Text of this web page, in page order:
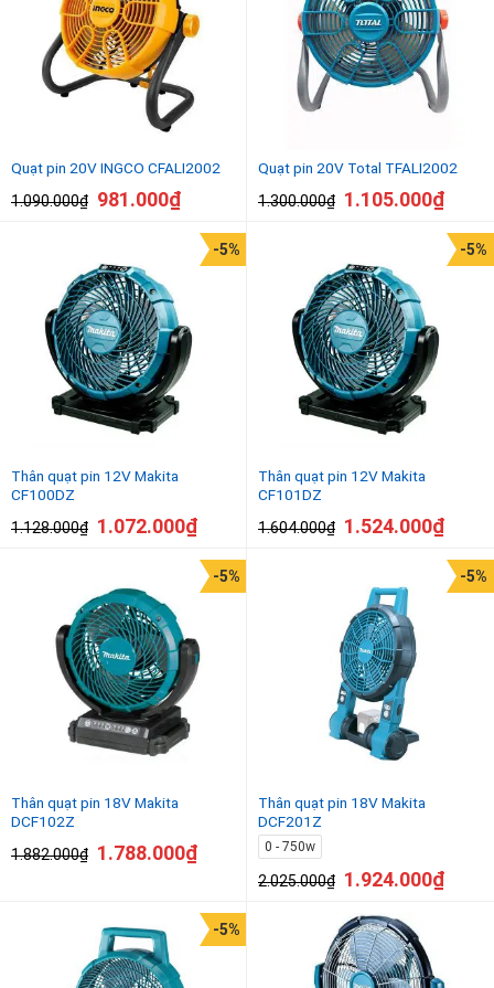
Quạt pin 20V INGCO CFALI2002
1.090.000₫ 981.000₫
Quạt pin 20V Total TFALI2002
1.300.000₫ 1.105.000₫
Thân quạt pin 12V Makita
CF100DZ
1.128.000₫
-5%
1.072.000₫
Thân quạt pin 12V Makita
CF101DZ
1.604.000₫
-5%
1.524.000₫
Thân quạt pin 18V Makita
DCF102Z
1.882.000₫
-5%
1.788.000₫
Thân quạt pin 18V Makita
DCF201Z
0 - 750w
2.025.000₫
-5%
1.924.000₫
-5%